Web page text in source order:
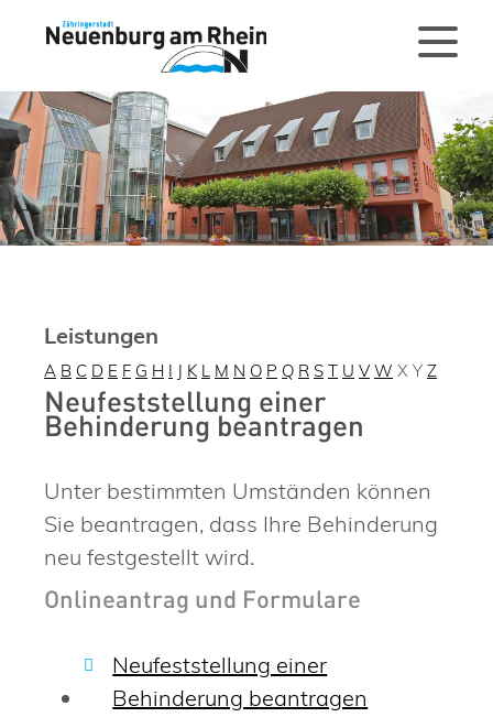
Leistungen
A B C D E F G H I J K L M N O P Q R S T U V W X Y Z
Neufeststellung einer
Behinderung beantragen
Unter bestimmten Umständen können
Sie beantragen, dass Ihre Behinderung
neu festgestellt wird.
Onlineantrag und Formulare
Neufeststellung einer
Behinderung beantragen